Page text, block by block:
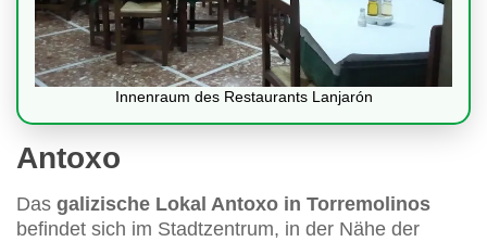
Innenraum des Restaurants Lanjarón
Antoxo
Das galizische Lokal Antoxo in Torremolinos
befindet sich im Stadtzentrum, in der Nähe der